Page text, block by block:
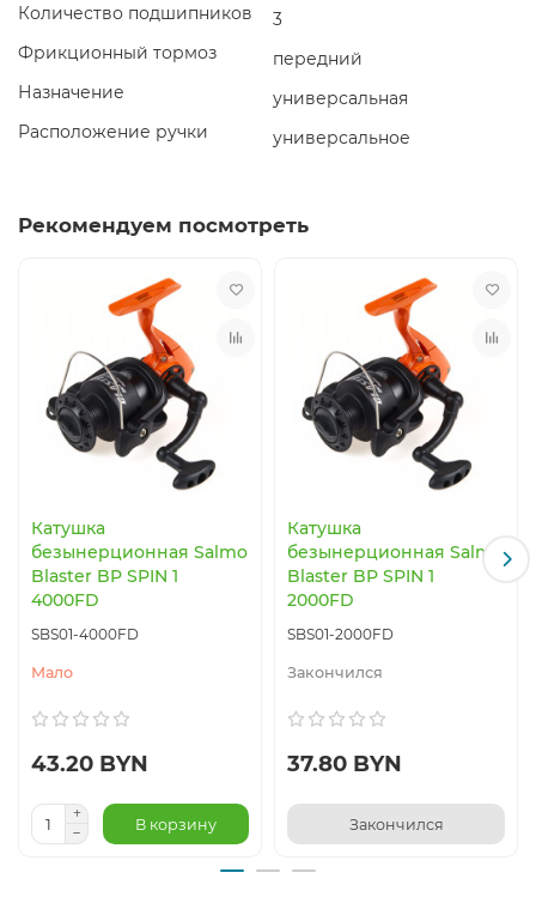
Количество подшипников
3
Фрикционный тормоз
передний
Назначение
универсальная
Расположение ручки
универсальное
Рекомендуем посмотреть
Катушка
безынерционная Salmo
Blaster BP SPIN 1
4000FD
SBS01-4000FD
Мало
43.20 BYN
В корзину
Катушка
безынерционная Salmo
Blaster BP SPIN 1
2000FD
SBS01-2000FD
Закончился
37.80 BYN
Закончился